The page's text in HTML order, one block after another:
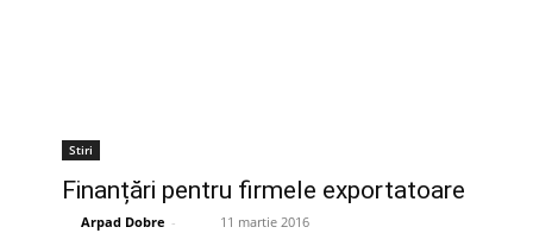
Stiri
Finanțări pentru firmele exportatoare
Arpad Dobre - 11 martie 2016